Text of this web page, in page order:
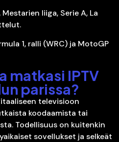
Mestarien liiga, Serie A, La
1, ralli (WRC) ja MotoGP
matkasi IPTV
parissa?
televisioon
koodaamista tai
Todellisuus on kuitenkin
sovellukset ja selkeät